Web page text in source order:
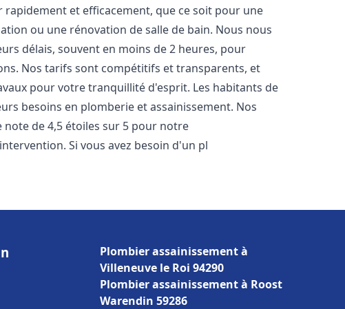
et efficacement, que ce soit pour une
ou une rénovation de salle de bain. Nous nous
délais, souvent en moins de 2 heures, pour
Nos tarifs sont compétitifs et transparents, et
pour votre tranquillité d'esprit. Les habitants de
besoins en plomberie et assainissement. Nos
de 4,5 étoiles sur 5 pour notre
Si vous avez besoin d'un pl
Plombier assainissement à
Villeneuve le Roi 94290
Plombier assainissement à Roost
Warendin 59286